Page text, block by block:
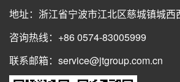
地址：浙江省宁波市江北区慈城镇城西
咨询热线：+86 0574-83005999
联系邮箱：service@jtgroup.com.cn